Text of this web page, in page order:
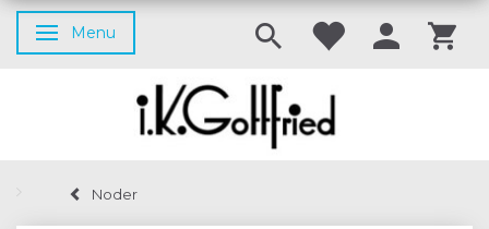
Skifte navigation
Menu
Noder